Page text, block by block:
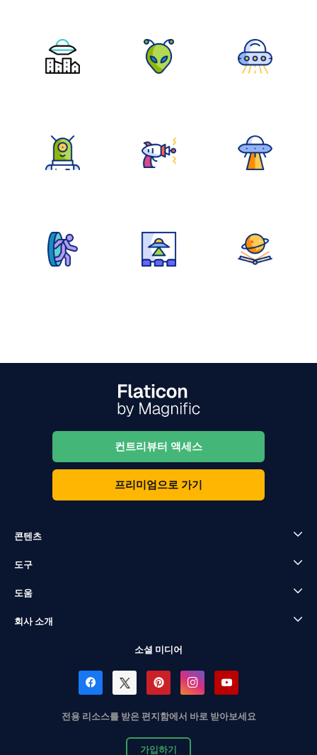
컨트리뷰터 액세스
프리미엄으로 가기
콘텐츠
도구
도움
회사 소개
소셜 미디어
전용 리소스를 받은 편지함에서 바로 받아보세요
가입하기